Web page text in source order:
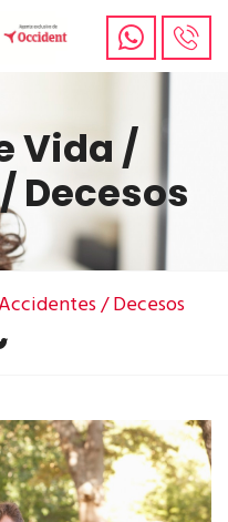
Vida /
Decesos
/ Decesos